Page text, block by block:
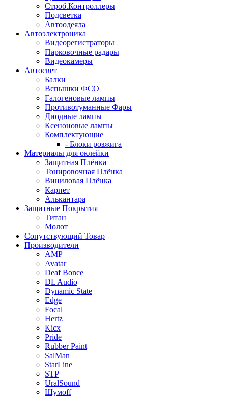
Строб.Контроллеры
Подсветка
Автоодеяла
Автоэлектроника
Видеорегистраторы
Парковочные радары
Видеокамеры
Автосвет
Балки
Вспышки ФСО
Галогеновые лампы
Противотуманные Фары
Диодные лампы
Ксеноновые лампы
Комплектующие
- Блоки розжига
Материалы для оклейки
Защитная Плёнка
Тонировочная Плёнка
Виниловая Плёнка
Карпет
Алькантара
Защитные Покрытия
Титан
Молот
Сопутствующий Товар
Производители
AMP
Avatar
Deaf Bonce
DL Audio
Dynamic State
Edge
Focal
Hertz
Kicx
Pride
Rubber Paint
SalMan
StarLine
STP
UralSound
Шумoff